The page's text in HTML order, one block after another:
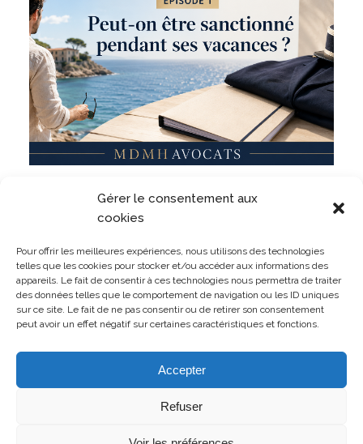
Gérer le consentement aux
cookies
Pour offrir les meilleures expériences, nous utilisons des technologies
telles que les cookies pour stocker et/ou accéder aux informations des
appareils. Le fait de consentir à ces technologies nous permettra de traiter
des données telles que le comportement de navigation ou les ID uniques
sur ce site. Le fait de ne pas consentir ou de retirer son consentement
peut avoir un effet négatif sur certaines caractéristiques et fonctions.
Accepter
Refuser
peut-il être sanctionné pour des faits commis
pendant ses vacances ?
LIRE L'ARTICLE
TOUTES LES PUBLICATIONS